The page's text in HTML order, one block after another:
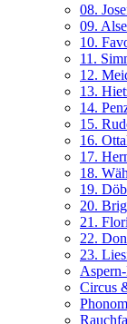
08.
09.
10.
11.
12.
13.
14.
15.
16.
17.
18.
19.
20.
21.
22.
23.
Circus